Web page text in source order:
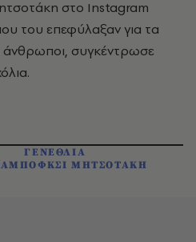
στο Instagram
του επεφύλαξαν για τα
άνθρωποι, συγκέντρωσε
ΓΕΝΕΘΛΙΑ
ΜΗΤΣΟΤΑΚΗ